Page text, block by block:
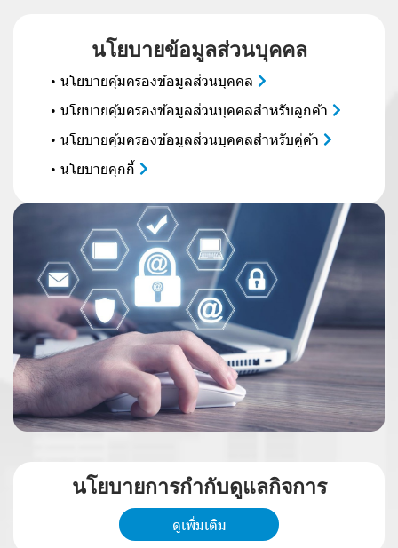
นโยบายข้อมูลส่วนบุคคล
นโยบายคุ้มครองข้อมูลส่วนบุคคล
นโยบายคุ้มครองข้อมูลส่วนบุคคลสำหรับลูกค้า
นโยบายคุ้มครองข้อมูลส่วนบุคคลสำหรับคู่ค้า
นโยบายคุกกี้
นโยบายการกำกับดูแลกิจการ
ดูเพิ่มเติม